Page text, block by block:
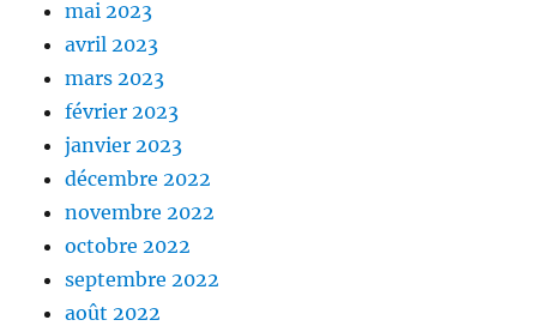
mai 2023
avril 2023
mars 2023
février 2023
janvier 2023
décembre 2022
novembre 2022
octobre 2022
septembre 2022
août 2022